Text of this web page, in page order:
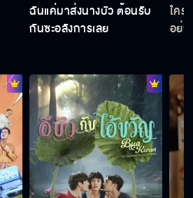
อีบัวกับไอ้ขวัญ EP.14
อีบัวกับไอ้ขวัญ EP.16
อีบัวกับไอ้ขวัญ EP.17
ฉันแค่มาส่งนางบัว ต้อนรับ
กันซะอลังการเลย
ใคร
อย่า